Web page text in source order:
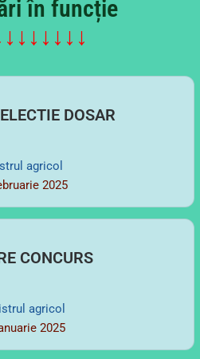
agricol
CONCURS
agricol
CONCURS REFERENT